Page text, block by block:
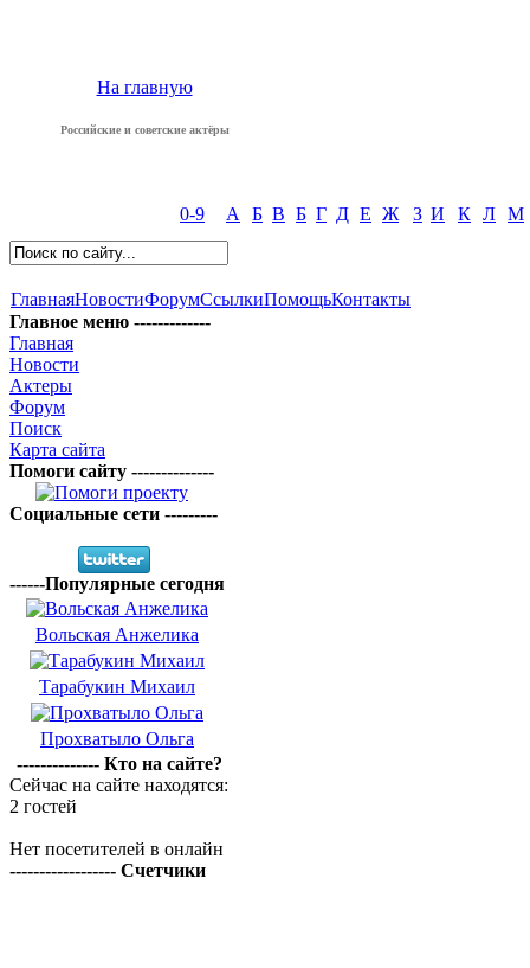
На главную
Российские и советские актёры
0-9 А Б В Б Г Д Е Ж З И К Л М
ГлавнаяНовостиФорумСсылкиПомощьКонтакты
Главное меню -------------
Главная
Новости
Актеры
Форум
Поиск
Карта сайта
Помоги сайту --------------
Социальные сети ---------
------Популярные сегодня
Вольская Анжелика
Тарабукин Михаил
Прохватыло Ольга
-------------- Кто на сайте?
Сейчас на сайте находятся:
2 гостей
Нет посетителей в онлайн
------------------ Счетчики